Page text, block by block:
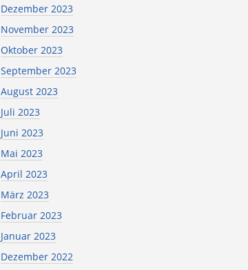
Dezember 2023
November 2023
Oktober 2023
September 2023
August 2023
Juli 2023
Juni 2023
Mai 2023
April 2023
März 2023
Februar 2023
Januar 2023
Dezember 2022